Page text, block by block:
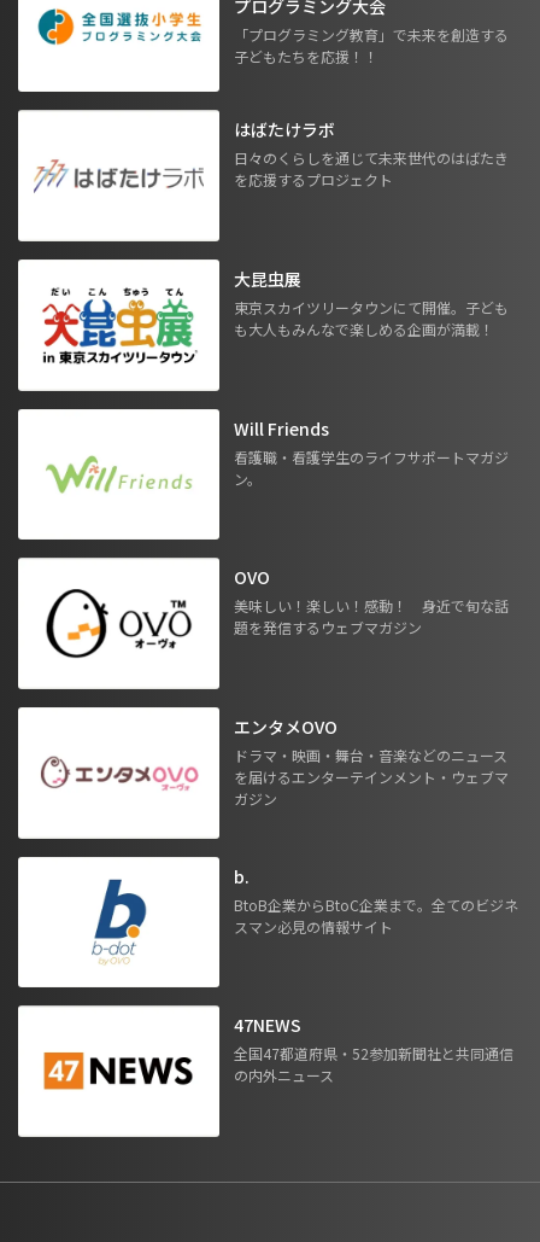
プログラミング大会
「プログラミング教育」で未来を創造する
子どもたちを応援！！
はばたけラボ
日々のくらしを通じて未来世代のはばたき
を応援するプロジェクト
大昆虫展
東京スカイツリータウンにて開催。子ども
も大人もみんなで楽しめる企画が満載！
Will Friends
看護職・看護学生のライフサポートマガジ
ン。
OVO
美味しい！楽しい！感動！ 身近で旬な話
題を発信するウェブマガジン
エンタメOVO
ドラマ・映画・舞台・音楽などのニュース
を届けるエンターテインメント・ウェブマ
ガジン
b.
BtoB企業からBtoC企業まで。全てのビジネ
スマン必見の情報サイト
47NEWS
全国47都道府県・52参加新聞社と共同通信
の内外ニュース